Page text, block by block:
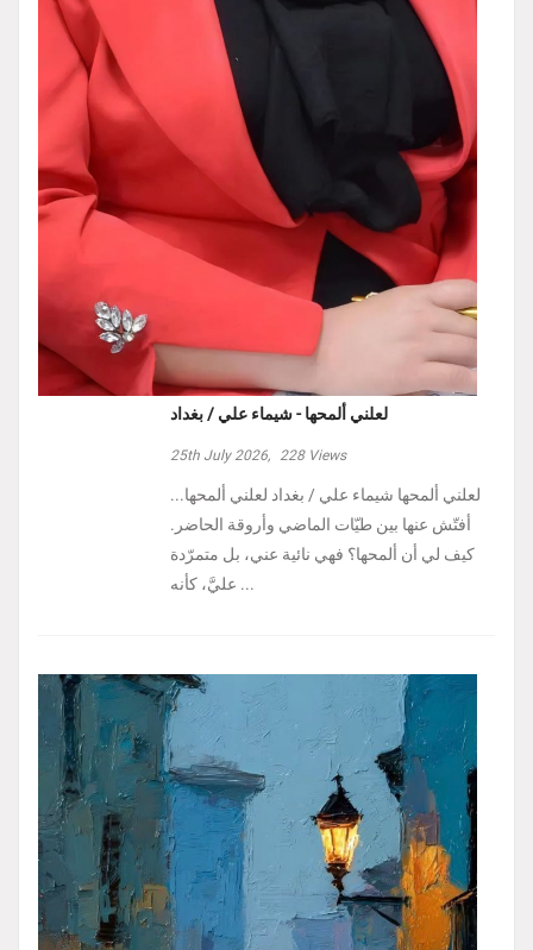
لعلني ألمحها - شيماء علي / بغداد
25th July 2026, 228Views
لعلني ألمحها شيماء علي / بغداد لعلني ألمحها...
أفتّش عنها بين طيّات الماضي وأروقة الحاضر.
كيف لي أن ألمحها؟ فهي نائية عني، بل متمرّدة
عليَّ، كأنه ...